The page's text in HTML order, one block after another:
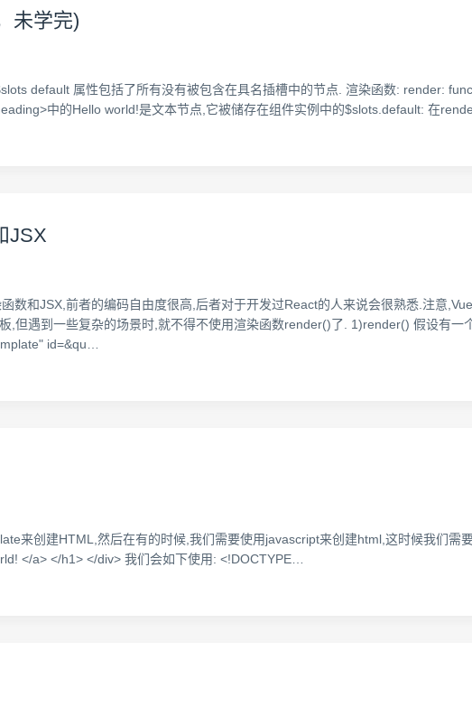
未学完)
default 属性包括了所有没有被包含在具名插槽中的节点. 渲染函数: render:
中的Hello world!是文本节点,它被储存在组件实例中的$slots.default: 在
JSX
数和JSX,前者的编码自由度很高,后者对于开发过React的人来说会很熟悉.注意
,但遇到一些复杂的场景时,就不得不使用渲染函数render()了. 1)render() 假设有
id=&qu…
来创建HTML,然后在有的时候,我们需要使用javascript来创建html,这时候我们需
</a> </h1> </div> 我们会如下使用: <!DOCTYPE…